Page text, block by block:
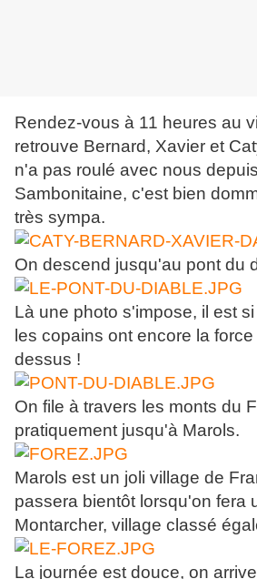
Rendez-vous à 11 heures au
retrouve Bernard, Xavier et
n'a pas roulé avec nous
Sambonitaine, c'est bien
très sympa.
On descend jusqu'au pont du
Là une photo s'impose, il est
les copains ont encore la
dessus !
On file à travers les monts du
pratiquement jusqu'à Marols.
Marols est un joli village de
passera bientôt lorsqu'on fera
Montarcher, village classé
La journée est douce, on